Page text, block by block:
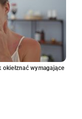
wymagające